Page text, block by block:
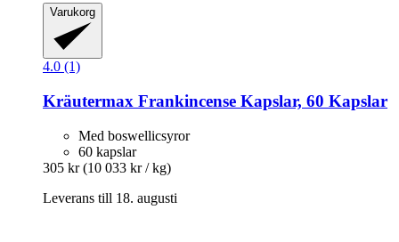
Varukorg
4.0 (1)
Kräutermax Frankincense Kapslar, 60 Kapslar
Med boswellicsyror
60 kapslar
305 kr (10 033 kr / kg)
Leverans till 18. augusti